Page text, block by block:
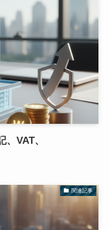
VAT、
関連記事